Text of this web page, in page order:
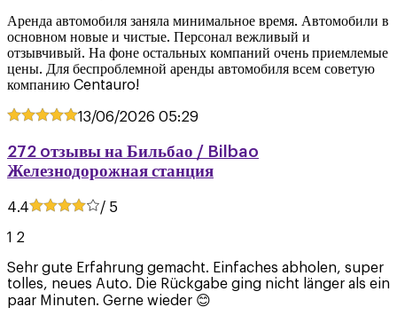
Аренда автомобиля заняла минимальное время. Автомобили в
основном новые и чистые. Персонал вежливый и
отзывчивый. На фоне остальных компаний очень приемлемые
цены. Для беспроблемной аренды автомобиля всем советую
компанию Centauro!
13/06/2026 05:29
272 oтзывы на Бильбао / Bilbao
Железнодорожная станция
4.4 / 5
1 2
Sehr gute Erfahrung gemacht. Einfaches abholen, super
tolles, neues Auto. Die Rückgabe ging nicht länger als ein
paar Minuten. Gerne wieder 😊